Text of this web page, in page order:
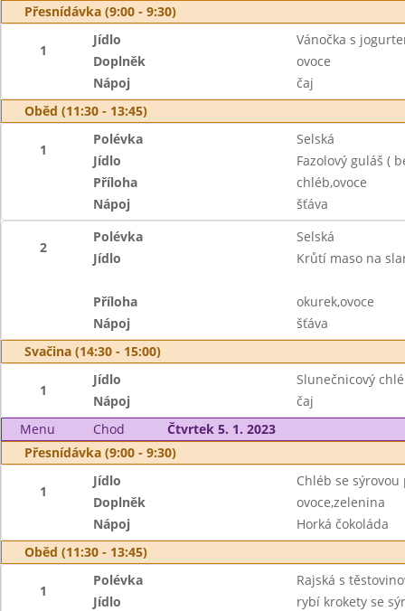
Přesnídávka (9:00 - 9:30)
1
Jídlo
Vánočka s
Doplněk
ovoce
Nápoj
čaj
Oběd (11:30 - 13:45)
1
Polévka
Selská
Jídlo
Fazolový guláš (
Příloha
chléb,ovoce
Nápoj
šťáva
2
Polévka
Selská
Jídlo
Krůtí maso na
Příloha
okurek,ovoce
Nápoj
šťáva
Svačina (14:30 - 15:00)
1
Jídlo
Slunečnicový
Nápoj
čaj
Menu
Chod
Čtvrtek 5. 1. 2023
Přesnídávka (9:00 - 9:30)
1
Jídlo
Chléb se
Doplněk
ovoce,zelenina
Nápoj
Horká čokoláda
Oběd (11:30 - 13:45)
1
Polévka
Rajská s
Jídlo
rybí krokety se